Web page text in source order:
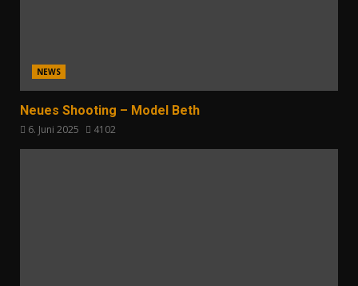
NEWS
Neues Shooting – Model Beth
6. Juni 2025 4102